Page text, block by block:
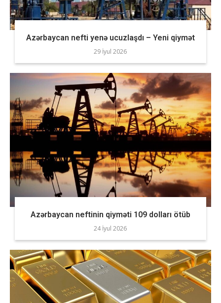
Azərbaycan nefti yenə ucuzlaşdı – Yeni qiymət
29 İyul 2026
Azərbaycan neftinin qiyməti 109 dolları ötüb
24 İyul 2026